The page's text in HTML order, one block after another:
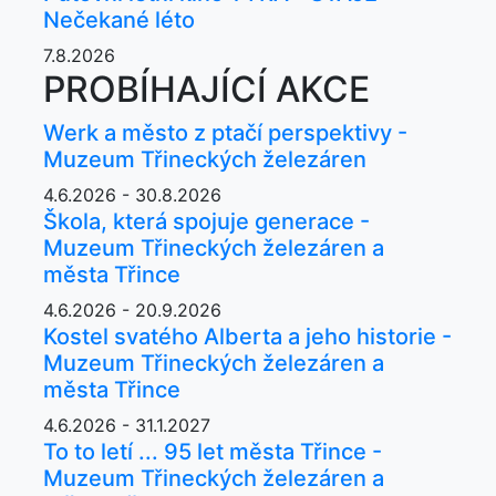
Nečekané léto
7.8.2026
PROBÍHAJÍCÍ AKCE
Werk a město z ptačí perspektivy -
Muzeum Třineckých železáren
4.6.2026 - 30.8.2026
Škola, která spojuje generace -
Muzeum Třineckých železáren a
města Třince
4.6.2026 - 20.9.2026
Kostel svatého Alberta a jeho historie -
Muzeum Třineckých železáren a
města Třince
4.6.2026 - 31.1.2027
To to letí ... 95 let města Třince -
Muzeum Třineckých železáren a